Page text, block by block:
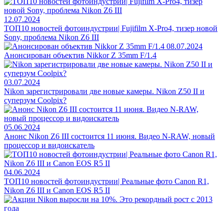
12.07.2024
ТОП10 новостей фотоиндустрии| Fujifilm X-Pro4, тизер новой
Sony, проблема Nikon Z6 III
08.07.2024
Анонсирован объектив Nikkor Z 35mm F/1.4
03.07.2024
Nikon зарегистрировали две новые камеры. Nikon Z50 II и
суперзум Coolpix?
05.06.2024
Анонс Nikon Z6 III состоится 11 июня. Видео N-RAW, новый
процессор и видоискатель
04.06.2024
ТОП10 новостей фотоиндустрии| Реальные фото Canon R1,
Nikon Z6 III и Canon EOS R5 II